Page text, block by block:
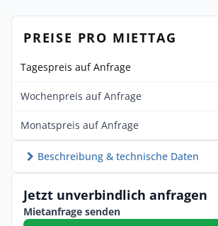
PREISE PRO MIETTAG
Tagespreis auf Anfrage
Wochenpreis auf Anfrage
Monatspreis auf Anfrage
Beschreibung & technische Daten
Jetzt unverbindlich anfragen
Mietanfrage senden